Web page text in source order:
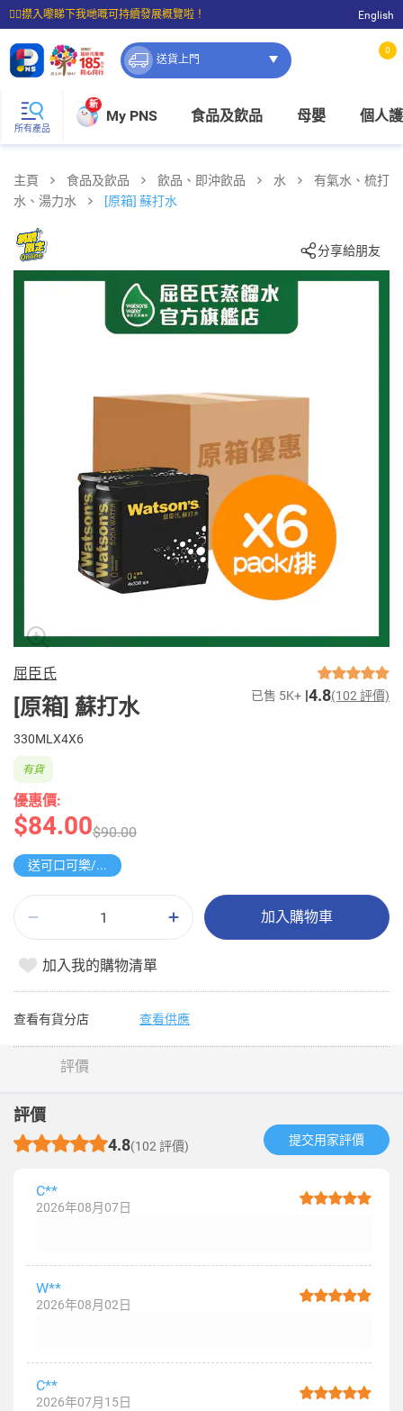
☝🏼㩒入嚟睇下我哋嘅可持續發展概覽啦！
⭐購物滿$399即享免費送貨；滿$100即可免費店取。
English
送貨上門
0
所有產品
新
My PNS 食品及飲品 母嬰 個人
主頁 食品及飲品 飲品、即沖飲品 水
有氣水、梳打
水、湯力水
[原箱] 蘇打水
分享給朋友
屈臣氏
[原箱] 蘇打水 已售 5K+ 4.8(102 評價)
330MLX4X6
優惠價:
$84.00$90.00
有貨
送可口可樂/雪碧 1.25L
加入購物車
加入我的購物清單
查看有貨分店 查看供應
評價
評價
4.8(102 評價) 提交用家評價​
C**
2026年08月07日
W**
2026年08月02日
C**
2026年07月15日